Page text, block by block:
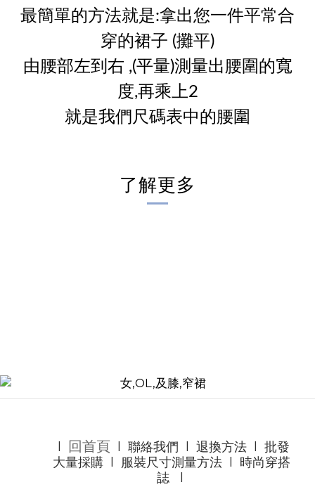
最簡單的方法就是:拿出您一件平常合
穿的裙子 (攤平)
由腰部左到右 ,(平量)測量出腰圍的寬
度,再乘上2
就是我們尺碼表中的腰圍
了解更多
回首頁 聯絡我們 退換方法l 批發
大量採購
服裝尺寸測量方法
時尚穿搭
誌l